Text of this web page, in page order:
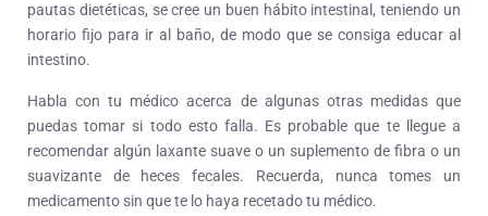
pautas dietéticas, se cree un buen hábito intestinal, teniendo un
horario fijo para ir al baño, de modo que se consiga educar al
intestino.
Habla con tu médico acerca de algunas otras medidas que
puedas tomar si todo esto falla. Es probable que te llegue a
recomendar algún laxante suave o un suplemento de fibra o un
suavizante de heces fecales. Recuerda, nunca tomes un
medicamento sin que te lo haya recetado tu médico.